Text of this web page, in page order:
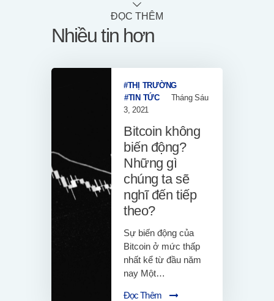
ĐỌC THÊM
Nhiều tin hơn
THỊ TRƯỜNG
TIN TỨC
Tháng Sáu
3, 2021
Bitcoin không
biến động?
Những gì
chúng ta sẽ
nghĩ đến tiếp
theo?
Sự biến động của
Bitcoin ở mức thấp
nhất kể từ đầu năm
nay Một…
Đọc Thêm